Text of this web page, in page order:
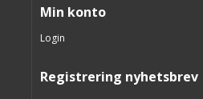
Min konto
Login
Registrering nyhetsbrev